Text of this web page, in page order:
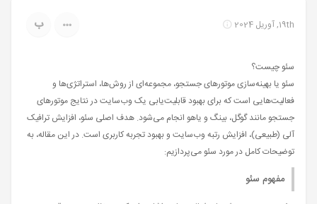
19th, آوریل 2024 ب
سئو چیست؟
سئو یا بهینه‌سازی موتورهای جستجو، مجموعه‌ای از روش‌ها، استراتژی‌ها و
فعالیت‌هایی است که برای بهبود قابلیت‌یابی یک وب‌سایت در نتایج موتورهای
جستجو مانند گوگل، بینگ و یاهو انجام می‌شود. هدف اصلی سئو، افزایش ترافیک
آلی (طبیعی)، افزایش رتبه وب‌سایت و بهبود تجربه کاربری است. در این مقاله، به
توضیحات کامل در مورد سئو می‌پردازیم:
مفهوم سئو